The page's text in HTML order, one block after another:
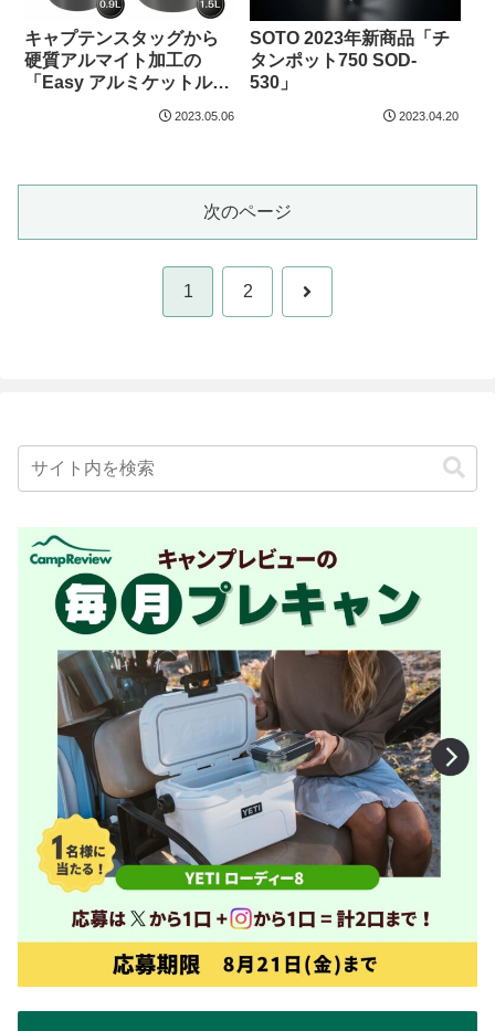
キャプテンスタッグから
硬質アルマイト加工の
「Easy アルミケットル」
2023.05.06
SOTO 2023年新商品「チ
タンポット750 SOD-
530」
2023.04.20
次のページ
1 2 次